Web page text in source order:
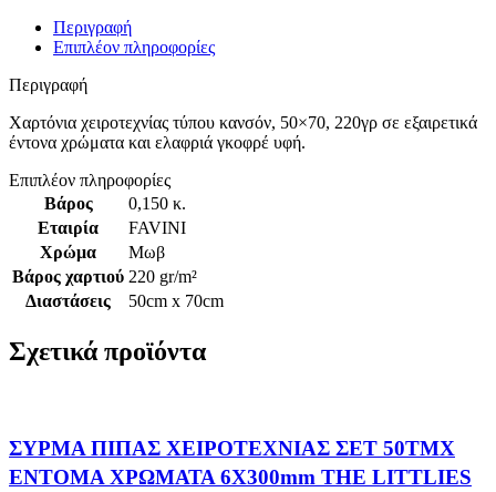
Περιγραφή
Επιπλέον πληροφορίες
Περιγραφή
Χαρτόνια χειροτεχνίας τύπου κανσόν, 50×70, 220γρ σε εξαιρετικά
έντονα χρώματα και ελαφριά γκοφρέ υφή.
Επιπλέον πληροφορίες
Βάρος
0,150 κ.
Εταιρία
FAVINI
Χρώμα
Μωβ
Βάρος χαρτιού 220 gr/m²
Διαστάσεις
50cm x 70cm
Σχετικά προϊόντα
ΣΥΡΜΑ ΠΙΠΑΣ ΧΕΙΡΟΤΕΧΝΙΑΣ ΣΕΤ 50ΤΜΧ
ΕΝΤΟΜΑ ΧΡΩΜΑΤΑ 6X300mm THE LITTLIES